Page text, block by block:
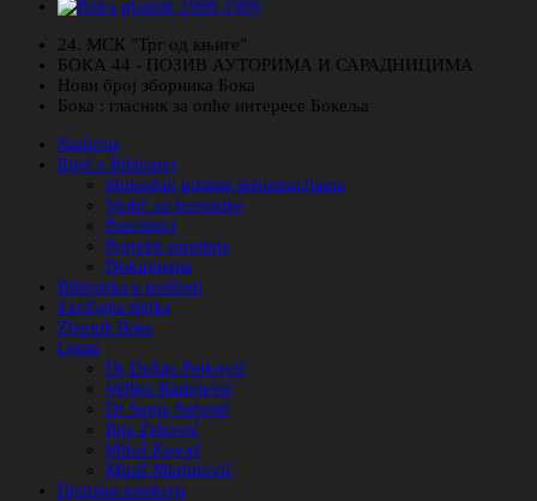
24. МСК "Трг од књиге"
БОКА 44 - ПОЗИВ АУТОРИМА И САРАДНИЦИМА
Нови број зборника Бока
Бока : гласник за опће интересе Бокеља
Naslovna
Riječ o Biblioteci
Slobodan pristup informacijama
Vodič za korisnike
Pravilnici
Projekti saradnje
Dokumenta
Biblioteka u prošlosti
Zavičajna zbirka
Zbornik Boka
Legati
Dr Dušan Petković
Veljko Radojević
Dr Sanja Subotić
Ilija Zeković
Miloš Kovač
Miraš Martinović
Digitalna kolekcija